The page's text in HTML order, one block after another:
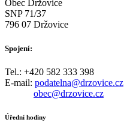
Obec Držovice
SNP 71/37
796 07 Držovice
Spojení:
Tel.: +420 582 333 398
E-mail: podatelna@drzovice.cz
obec@drzovice.cz
Úřední hodiny